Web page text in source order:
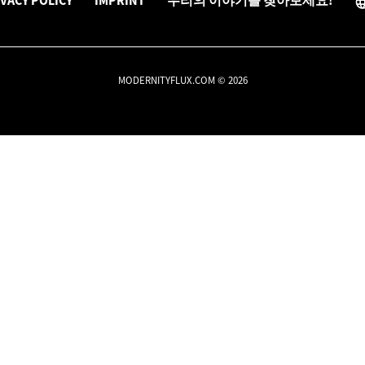
MODERNITYFLUX.COM © 2026